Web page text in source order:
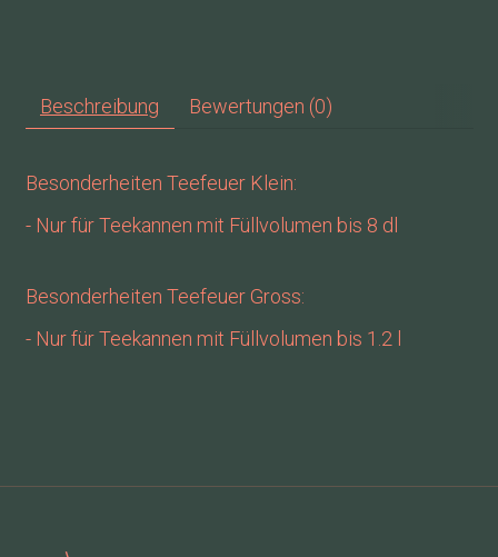
Beschreibung Bewertungen (0)
Besonderheiten Teefeuer Klein:
- Nur für Teekannen mit Füllvolumen bis 8 dl
Besonderheiten Teefeuer Gross:
- Nur für Teekannen mit Füllvolumen bis 1.2 l